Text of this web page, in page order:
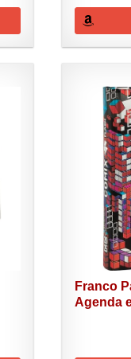
Franco
Agenda